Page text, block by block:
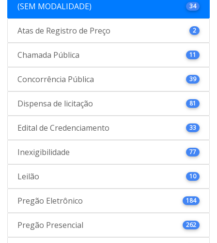
(SEM MODALIDADE) 34
Atas de Registro de Preço 2
Chamada Pública 11
Concorrência Pública 39
Dispensa de licitação 81
Edital de Credenciamento 33
Inexigibilidade 77
Leilão 10
Pregão Eletrônico 184
Pregão Presencial 262